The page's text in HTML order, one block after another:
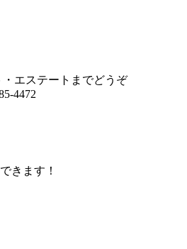
エステートまでどうぞ
4472
きます！